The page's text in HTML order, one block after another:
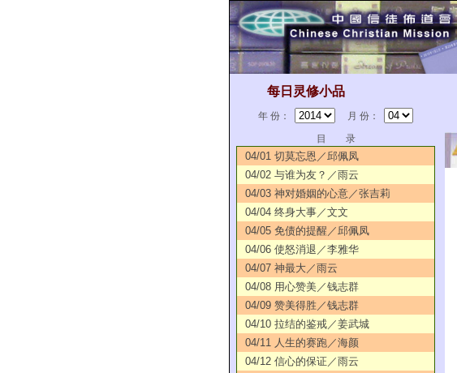
每日灵修小品
年 份：
月 份：
目 录
04/01 切莫忘恩／邱佩凤
04/02 与谁为友？／雨云
04/03 神对婚姻的心意／张吉莉
04/04 终身大事／文文
04/05 免债的提醒／邱佩凤
04/06 使怒消退／李雅华
04/07 神最大／雨云
04/08 用心赞美／钱志群
04/09 赞美得胜／钱志群
04/10 拉结的鉴戒／姜武城
04/11 人生的赛跑／海颜
04/12 信心的保证／雨云